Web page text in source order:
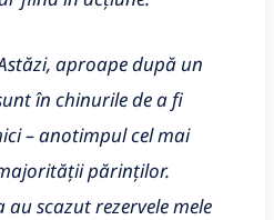
aproape după un
în chinurile de a fi
– anotimpul cel mai
părinților.
scazut rezervele mele